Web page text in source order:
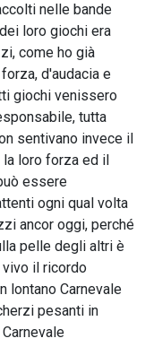
nelle bande
loro giochi era
come ho già
d'audacia e
giochi venissero
tutta
sentivano invece il
la loro forza ed il
essere
ogni qual volta
ancor oggi, perché
pelle degli altri è
vivo il ricordo
lontano Carnevale
pesanti in